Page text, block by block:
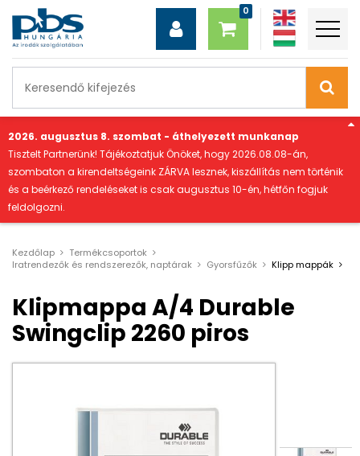
2026. augusztus 8. szombat - áthelyezett munkanap
Tisztelt Partnerünk! Tájékoztatjuk Önöket, hogy 2026.08.08-án,
szombaton a kirendeltségeink ZÁRVA lesznek, kiszállítás nem történik
és a beérkező rendeléseket is csak augusztus 10-én, hétfőn fogjuk
feldolgozni.
Kezdőlap
Termékcsoportok
Iratrendezők és rendszerezők, naptárak
Gyorsfűzők Klipp mappák
Klipmappa A/4 Durable
Swingclip 2260 piros